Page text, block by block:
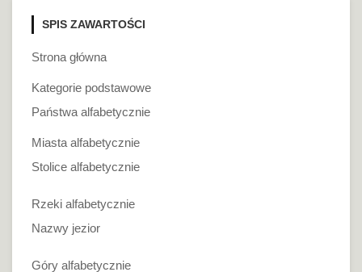
SPIS ZAWARTOŚCI
Strona główna
Kategorie podstawowe
Państwa alfabetycznie
Miasta alfabetycznie
Stolice alfabetycznie
Rzeki alfabetycznie
Nazwy jezior
Góry alfabetycznie